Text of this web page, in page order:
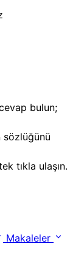
bulun;
sözlüğünü
tıkla ulaşın.
Makaleler